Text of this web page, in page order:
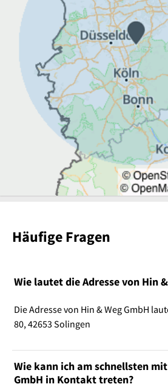
Häufige Fragen
Wie lautet die Adresse von Hin
Die Adresse von Hin & Weg GmbH
80, 42653 Solingen
Wie kann ich am schnellsten
GmbH in Kontakt treten?